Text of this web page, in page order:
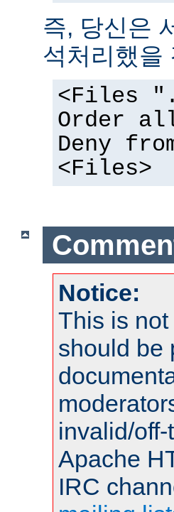
즉, 당신은
석처리했을
<Files
Order
Deny
<Files>
Notice:
This is
should be
invalid/
Apache
IRC